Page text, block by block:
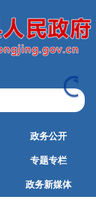
政务公开
专题专栏
政务新媒体